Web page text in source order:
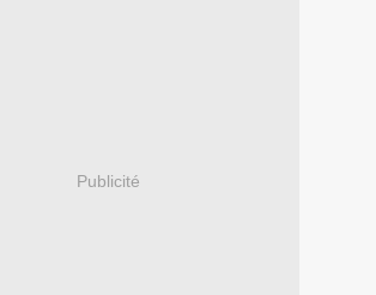
Publicité